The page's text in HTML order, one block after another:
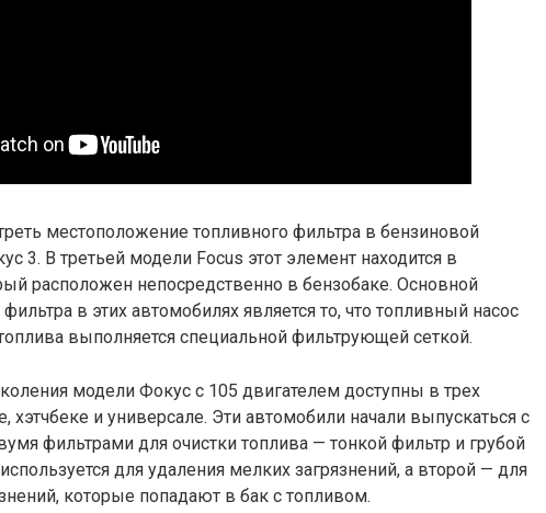
местоположение топливного фильтра в бензиновой
3. В третьей модели Focus этот элемент находится в
расположен непосредственно в бензобаке. Основной
в этих автомобилях является то, что топливный насос
выполняется специальной фильтрующей сеткой.
модели Фокус с 105 двигателем доступны в трех
хэтчбеке и универсале. Эти автомобили начали выпускаться с
фильтрами для очистки топлива — тонкой фильтр и грубой
для удаления мелких загрязнений, а второй — для
которые попадают в бак с топливом.